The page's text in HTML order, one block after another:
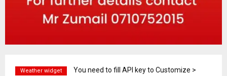
Weather widget
You need to fill API key to Customize >